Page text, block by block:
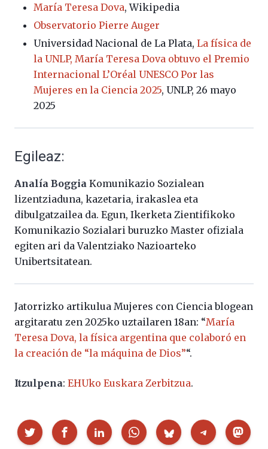
María Teresa Dova, Wikipedia
Observatorio Pierre Auger
Universidad Nacional de La Plata, La física de
la UNLP, María Teresa Dova obtuvo el Premio
Internacional L’Oréal UNESCO Por las
Mujeres en la Ciencia 2025, UNLP, 26 mayo
2025
Egileaz:
Analía Boggia Komunikazio Sozialean
lizentziaduna, kazetaria, irakaslea eta
dibulgatzailea da. Egun, Ikerketa Zientifikoko
Komunikazio Sozialari buruzko Master ofiziala
egiten ari da Valentziako Nazioarteko
Unibertsitatean.
Jatorrizko artikulua Mujeres con Ciencia blogean
argitaratu zen 2025ko uztailaren 18an: “María
Teresa Dova, la física argentina que colaboró en
la creación de “la máquina de Dios”“.
Itzulpena: EHUko Euskara Zerbitzua.
Partekatu